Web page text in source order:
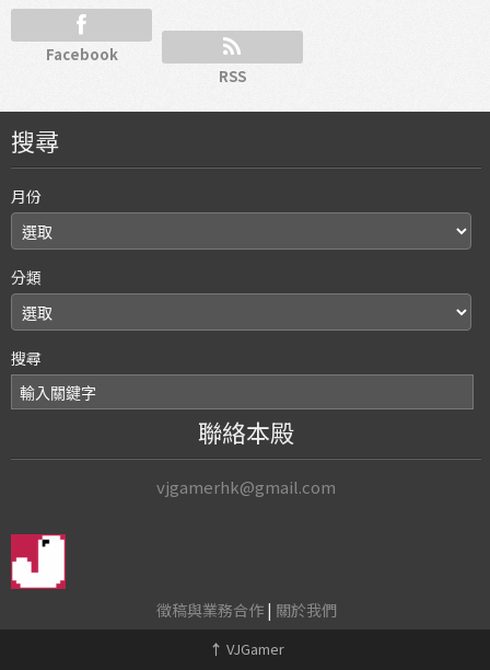
Facebook
RSS
搜尋
月份
分類
搜尋
聯絡本殿
vjgamerhk@gmail.com
徵稿與業務合作| 關於我們
↑ VJGamer